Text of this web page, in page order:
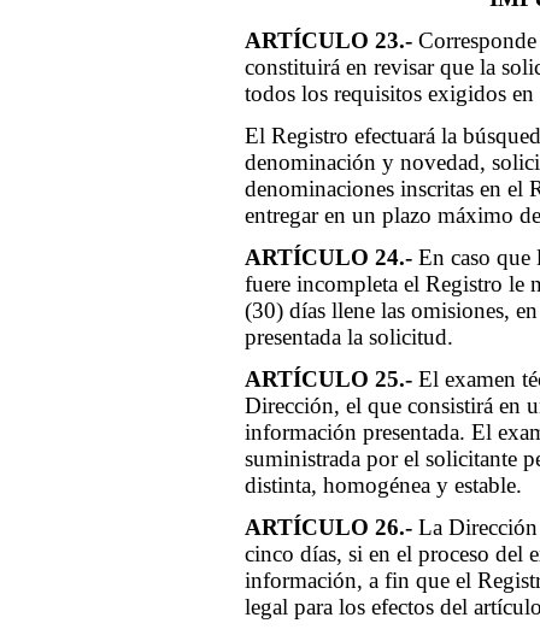
ARTÍCULO 23.-
constituirá en revisar que la
todos los requisitos exigidos
El Registro efectuará la
denominación y novedad,
denominaciones inscritas en el
entregar en un plazo máximo
ARTÍCULO 24.- En caso que
fuere incompleta el Registro le
(30) días llene las omisiones,
presentada la solicitud.
ARTÍCULO 25.- El examen
Dirección, el que consistirá en
información presentada. El
suministrada por el solicitante
distinta, homogénea y estable.
ARTÍCULO 26.- La
cinco días, si en el proceso del
información, a fin que el
legal para los efectos del